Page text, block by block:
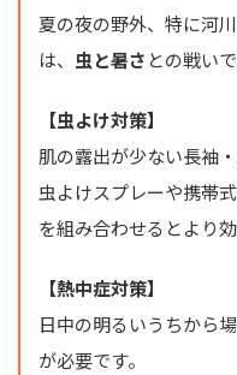
夏の夜の野外、特に河
は、 虫と暑さ との戦いで
【虫よけ対策】
肌の露出が少ない長袖
虫よけスプレーや携帯
を組み合わせるとより効
【熱中症対策】
日中の明るいうちから
が必要です。